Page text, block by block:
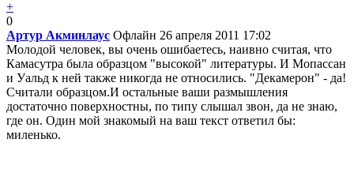
+
0
Артур Акминлаус Офлайн 26 апреля 2011 17:02
Молодой человек, вы очень ошибаетесь, наивно считая, что
Камасутра была образцом "высокой" литературы. И Мопассан
и Уальд к ней также никогда не относились. "Декамерон" - да!
Считали образцом.И остальные ваши размышления
достаточно поверхностны, по типу слышал звон, да не знаю,
где он. Один мой знакомый на ваш текст ответил бы:
миленько.